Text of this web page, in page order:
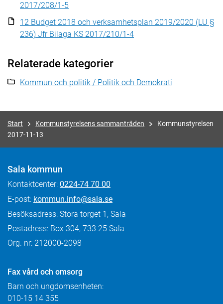
2017/208/1-5
12 Budget 2018 och verksamhetsplan 2019/2020 (LU §
236) Jfr Bilaga KS 2017/210/1-4
Relaterade kategorier
Kommun och politik / Politik och Demokrati
Start Kommunstyrelsens sammanträden
Kommunstyrelsen
2017-11-13
Sala kommun
Kontaktcenter: 0224-74 70 00
E-post: kommun.info@sala.se
Besöksadress: Stora torget 1, Sala
Postadress: Box 304, 733 25 Sala
Org. nr: 212000-2098
Fax vård och omsorg
Barn och ungdomsenheten:
010-15 14 355